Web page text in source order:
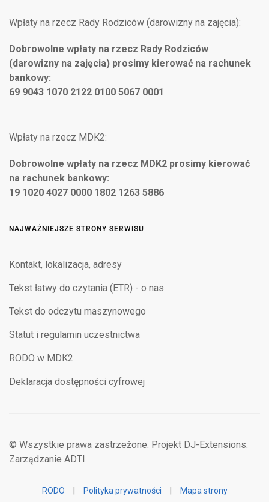
Wpłaty na rzecz Rady Rodziców (darowizny na zajęcia):
Dobrowolne wpłaty na rzecz Rady Rodziców
(darowizny na zajęcia) prosimy kierować na rachunek
bankowy:
69 9043 1070 2122 0100 5067 0001
Wpłaty na rzecz MDK2:
Dobrowolne wpłaty na rzecz MDK2 prosimy kierować
na rachunek bankowy:
19 1020 4027 0000 1802 1263 5886
NAJWAŻNIEJSZE STRONY SERWISU
Kontakt, lokalizacja, adresy
Tekst łatwy do czytania (ETR) - o nas
Tekst do odczytu maszynowego
Statut i regulamin uczestnictwa
RODO w MDK2
Deklaracja dostępności cyfrowej
© Wszystkie prawa zastrzeżone. Projekt DJ-Extensions.
Zarządzanie ADTI.
RODO Polityka prywatności Mapa strony